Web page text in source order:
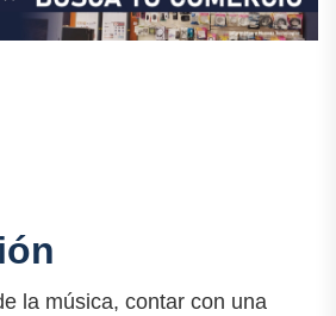
la música, contar con una